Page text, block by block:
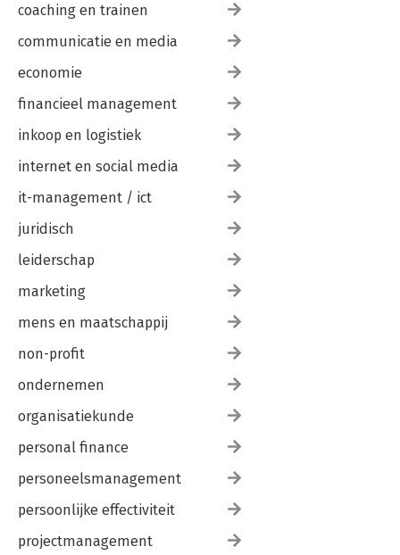
coaching en trainen
communicatie en media
economie
financieel management
inkoop en logistiek
internet en social media
it-management / ict
juridisch
leiderschap
marketing
mens en maatschappij
non-profit
ondernemen
organisatiekunde
personal finance
personeelsmanagement
persoonlijke effectiviteit
projectmanagement